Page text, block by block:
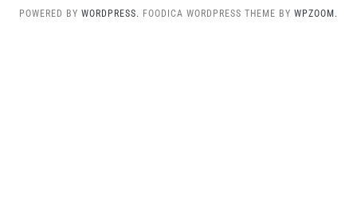
POWERED BY WORDPRESS. FOODICA WORDPRESS THEME BY WPZOOM.